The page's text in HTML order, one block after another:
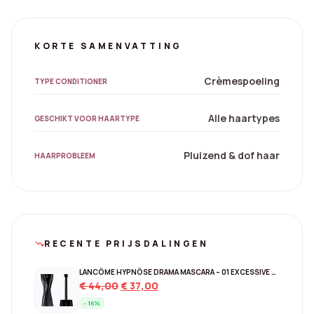
KORTE SAMENVATTING
TYPE CONDITIONER Crèmespoeling
GESCHIKT VOOR HAARTYPE Alle haartypes
HAARPROBLEEM Pluizend & dof haar
trending_downRECENTE PRIJSDALINGEN
LANCÔME HYPNÔSE DRAMA MASCARA – 01 EXCESSIVE BLACK
€44,00Original
€37,00
- 16%